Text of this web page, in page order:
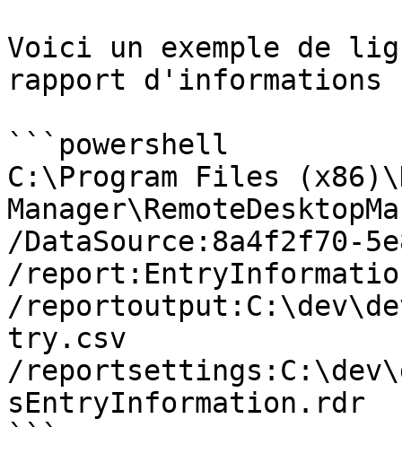
Voici un exemple de
rapport
```powershell
C:\Program Files
/DataSource:8a4f2f70-
/
/
try.csv
/
sEntryInformation.rdr
```